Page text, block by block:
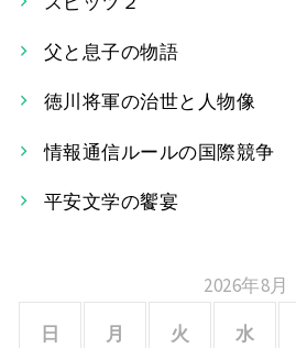
シ
ョ
ン
父と息子の物語
徳川将軍の治世と人物像
情報通信ルールの国際競争
平安文学の饗宴
2026年8月
日
月 火 水